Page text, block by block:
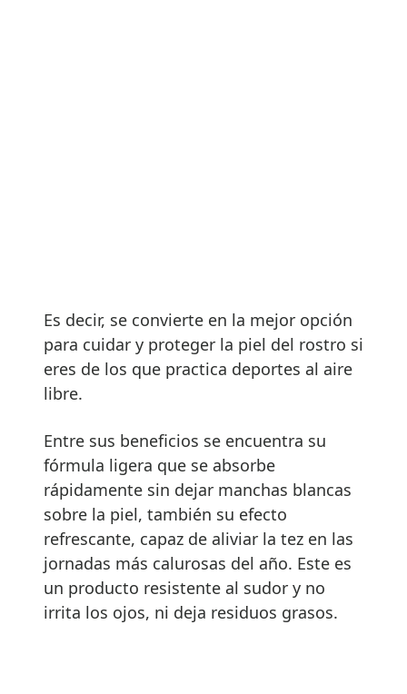
Es decir, se convierte en la mejor opción
para cuidar y proteger la piel del rostro si
eres de los que practica deportes al aire
libre.
Entre sus beneficios se encuentra su
fórmula ligera que se absorbe
rápidamente sin dejar manchas blancas
sobre la piel, también su efecto
refrescante, capaz de aliviar la tez en las
jornadas más calurosas del año. Este es
un producto resistente al sudor y no
irrita los ojos, ni deja residuos grasos.